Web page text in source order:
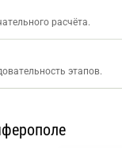
расчёта.
этапов.